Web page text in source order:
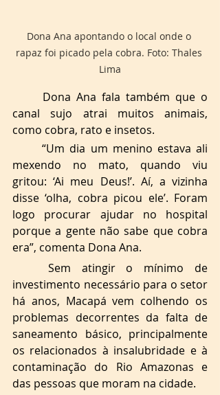
Dona Ana apontando o local onde o
rapaz foi picado pela cobra. Foto: Thales
Lima
Dona Ana fala também que o
canal sujo atrai muitos animais,
como cobra, rato e insetos.
“Um dia um menino estava ali
mexendo no mato, quando viu
gritou: ‘Ai meu Deus!’. Aí, a vizinha
disse ‘olha, cobra picou ele’. Foram
logo procurar ajudar no hospital
porque a gente não sabe que cobra
era”, comenta Dona Ana.
Sem atingir o mínimo de
investimento necessário para o setor
há anos, Macapá vem colhendo os
problemas decorrentes da falta de
saneamento básico, principalmente
os relacionados à insalubridade e à
contaminação do Rio Amazonas e
das pessoas que moram na cidade.